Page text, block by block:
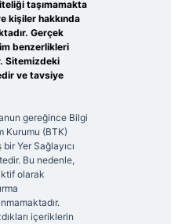
taşımamakta
kişiler hakkında
Gerçek
benzerlikleri
Sitemizdeki
ve tavsiye
gereğince Bilgi
Kurumu (BTK)
Yer Sağlayıcı
Bu nedenle,
olarak
içeriklerin